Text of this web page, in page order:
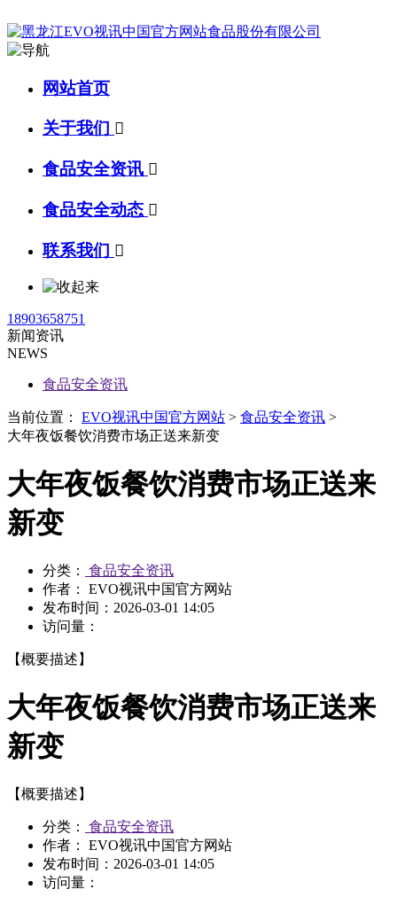
网站首页
关于我们 
食品安全资讯 
食品安全动态 
联系我们 
18903658751
新闻资讯
NEWS
食品安全资讯
当前位置： EVO视讯中国官方网站 > 食品安全资讯 >
大年夜饭餐饮消费市场正送来新变
大年夜饭餐饮消费市场正送来
新变
分类：
食品安全资讯
作者： EVO视讯中国官方网站
发布时间： 2026-03-01 14:05
访问量：
【概要描述】
大年夜饭餐饮消费市场正送来
新变
【概要描述】
分类：
食品安全资讯
作者： EVO视讯中国官方网站
发布时间： 2026-03-01 14:05
访问量：